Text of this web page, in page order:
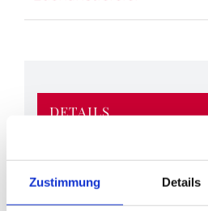
Zustimmung Details
DETAILS
Zeit:
18:00